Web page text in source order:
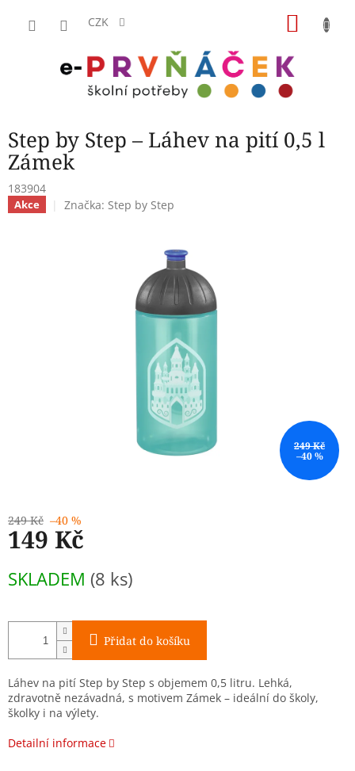
CZK
Step by Step – Láhev na pití 0,5 l
Zámek
183904
Akce Značka: Step by Step
249 Kč
–40 %
249 Kč –40 %
149 Kč
cena:
SKLADEM (8 ks)
Přidat do košíku
Láhev na pití Step by Step s objemem 0,5 litru. Lehká,
zdravotně nezávadná, s motivem Zámek – ideální do školy,
školky i na výlety.
Detailní informace